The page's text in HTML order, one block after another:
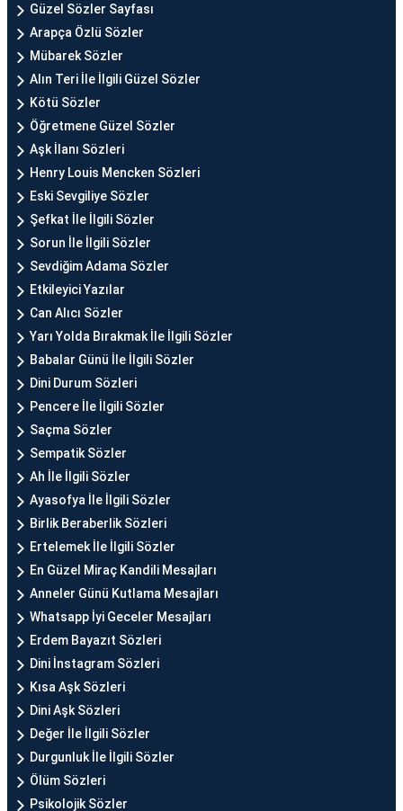
Güzel Sözler Sayfası
Arapça Özlü Sözler
Mübarek Sözler
Alın Teri İle İlgili Güzel Sözler
Kötü Sözler
Öğretmene Güzel Sözler
Aşk İlanı Sözleri
Henry Louis Mencken Sözleri
Eski Sevgiliye Sözler
Şefkat İle İlgili Sözler
Sorun İle İlgili Sözler
Sevdiğim Adama Sözler
Etkileyici Yazılar
Can Alıcı Sözler
Yarı Yolda Bırakmak İle İlgili Sözler
Babalar Günü İle İlgili Sözler
Dini Durum Sözleri
Pencere İle İlgili Sözler
Saçma Sözler
Sempatik Sözler
Ah İle İlgili Sözler
Ayasofya İle İlgili Sözler
Birlik Beraberlik Sözleri
Ertelemek İle İlgili Sözler
En Güzel Miraç Kandili Mesajları
Anneler Günü Kutlama Mesajları
Whatsapp İyi Geceler Mesajları
Erdem Bayazıt Sözleri
Dini İnstagram Sözleri
Kısa Aşk Sözleri
Dini Aşk Sözleri
Değer İle İlgili Sözler
Durgunluk İle İlgili Sözler
Ölüm Sözleri
Psikolojik Sözler